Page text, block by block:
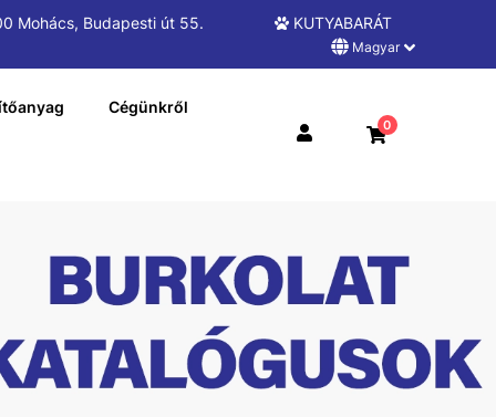
Mohács, Budapesti út 55.
KUTYABARÁT
Magyar
Cégünkről
0